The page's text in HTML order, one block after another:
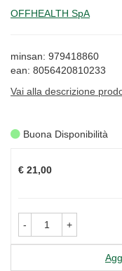
OFFHEALTH SpA
minsan: 979418860
ean: 8056420810233
Vai alla descrizione
Buona Disponibilità
€ 21,00
- +